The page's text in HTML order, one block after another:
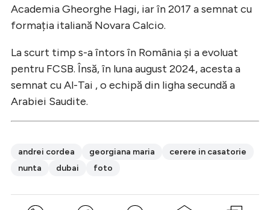
Academia Gheorghe Hagi, iar în 2017 a semnat cu
formația italiană Novara Calcio.
La scurt timp s-a întors în România și a evoluat
pentru FCSB. Însă, în luna august 2024, acesta a
semnat cu Al-Tai , o echipă din ligha secundă a
Arabiei Saudite.
andrei cordea georgiana maria
cerere in casatorie
nunta
dubai foto